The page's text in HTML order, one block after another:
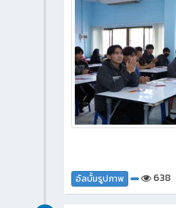
อัลบั้มรูปภาพ 638